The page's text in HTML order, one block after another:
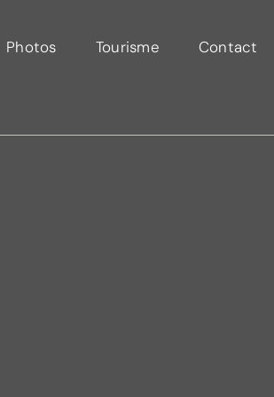
Photos Tourisme Contact